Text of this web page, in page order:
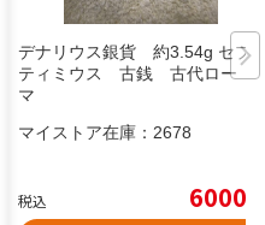
デナリウス銀貨 約3.54g セプ
ティミウス 古銭 古代ロー
マ
マイストア在庫： 2678
税込 6000